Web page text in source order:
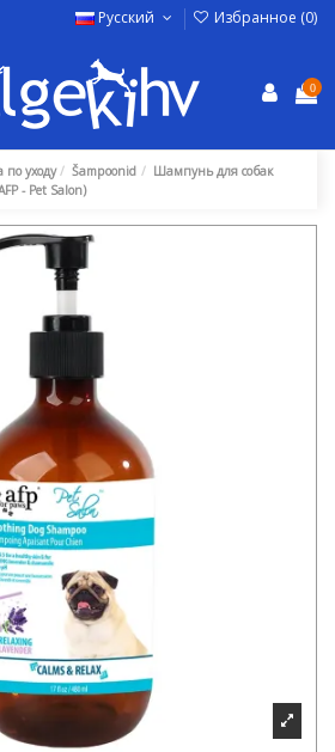
Русский Избранное (0)
0
по уходу Šampoonid
Шампунь для собак
- Pet Salon)